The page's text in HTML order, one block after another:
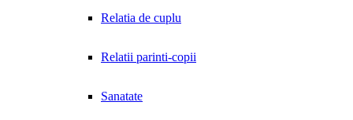
Relatia de cuplu
Relatii parinti-copii
Sanatate